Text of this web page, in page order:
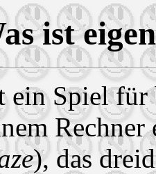
ist
Spiel für
), das